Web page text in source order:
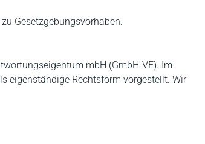
Gesetzgebungsvorhaben.
mbH (GmbH-VE). Im
eigenständige Rechtsform vorgestellt. Wir